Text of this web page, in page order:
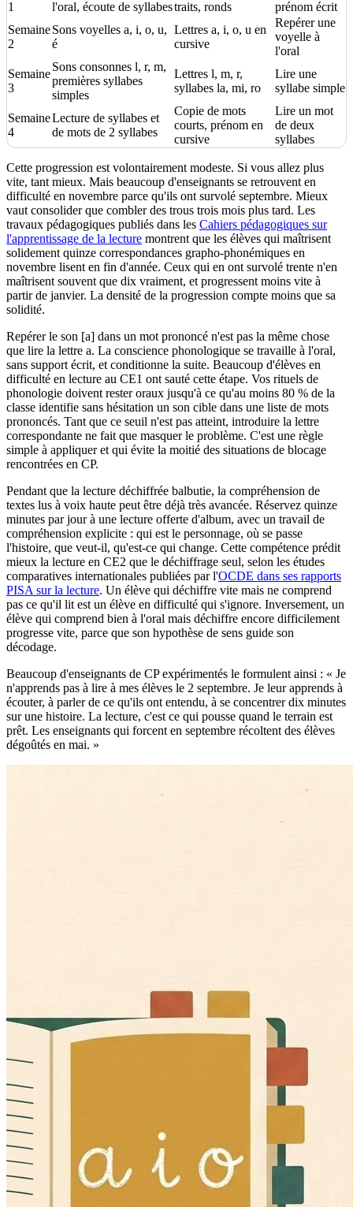
1 l'oral, écoute de syllabestraits, ronds
prénom écrit
Semaine
2
Sons voyelles a, i, o, u,
é
Lettres a, i, o, u en
cursive
Repérer une
voyelle à
l'oral
Semaine
3
Sons consonnes l, r, m,
premières syllabes
simples
Lettres l, m, r,
syllabes la, mi, ro
Lire une
syllabe simple
Semaine
4
Lecture de syllabes et
de mots de 2 syllabes
Copie de mots
courts, prénom en
cursive
Lire un mot
de deux
syllabes
Cette progression est volontairement modeste. Si vous allez plus
vite, tant mieux. Mais beaucoup d'enseignants se retrouvent en
difficulté en novembre parce qu'ils ont survolé septembre. Mieux
vaut consolider que combler des trous trois mois plus tard. Les
travaux pédagogiques publiés dans les Cahiers pédagogiques sur
l'apprentissage de la lecture montrent que les élèves qui maîtrisent
solidement quinze correspondances grapho-phonémiques en
novembre lisent en fin d'année. Ceux qui en ont survolé trente n'en
maîtrisent souvent que dix vraiment, et progressent moins vite à
partir de janvier. La densité de la progression compte moins que sa
solidité.
Repérer le son [a] dans un mot prononcé n'est pas la même chose
que lire la lettre a. La conscience phonologique se travaille à l'oral,
sans support écrit, et conditionne la suite. Beaucoup d'élèves en
difficulté en lecture au CE1 ont sauté cette étape. Vos rituels de
phonologie doivent rester oraux jusqu'à ce qu'au moins 80 % de la
classe identifie sans hésitation un son cible dans une liste de mots
prononcés. Tant que ce seuil n'est pas atteint, introduire la lettre
correspondante ne fait que masquer le problème. C'est une règle
simple à appliquer et qui évite la moitié des situations de blocage
rencontrées en CP.
Pendant que la lecture déchiffrée balbutie, la compréhension de
textes lus à voix haute peut être déjà très avancée. Réservez quinze
minutes par jour à une lecture offerte d'album, avec un travail de
compréhension explicite : qui est le personnage, où se passe
l'histoire, que veut-il, qu'est-ce qui change. Cette compétence prédit
mieux la lecture en CE2 que le déchiffrage seul, selon les études
comparatives internationales publiées par l'OCDE dans ses rapports
PISA sur la lecture. Un élève qui déchiffre vite mais ne comprend
pas ce qu'il lit est un élève en difficulté qui s'ignore. Inversement, un
élève qui comprend bien à l'oral mais déchiffre encore difficilement
progresse vite, parce que son hypothèse de sens guide son
décodage.
Beaucoup d'enseignants de CP expérimentés le formulent ainsi : « Je
n'apprends pas à lire à mes élèves le 2 septembre. Je leur apprends à
écouter, à parler de ce qu'ils ont entendu, à se concentrer dix minutes
sur une histoire. La lecture, c'est ce qui pousse quand le terrain est
prêt. Les enseignants qui forcent en septembre récoltent des élèves
dégoûtés en mai. »